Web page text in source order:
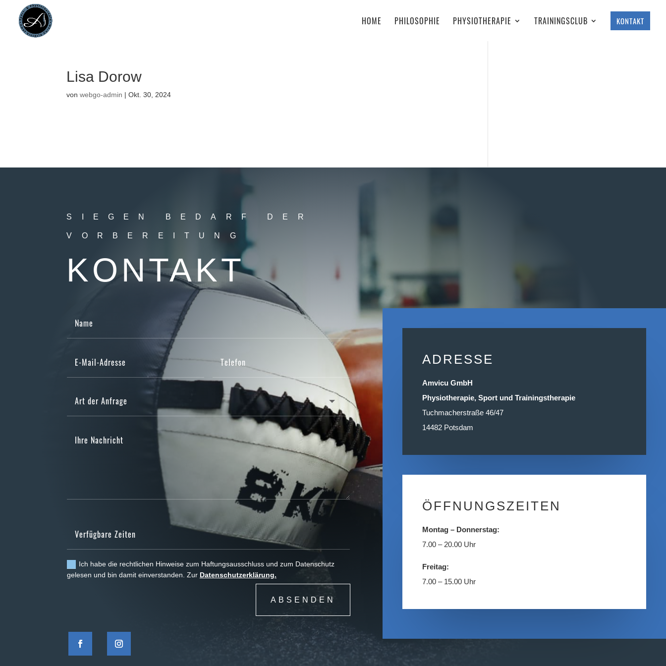
HOME PHILOSOPHIE PHYSIOTHERAPIE TRAININGSCLUB KONTAKT
Lisa Dorow
vonwebgo-admin |Okt. 30, 2024
SIEGEN BEDARF DER
VORBEREITUNG
KONTAKT
Ich habe die rechtlichen Hinweise zum Haftungsausschluss und zum Datenschutz
gelesen und bin damit einverstanden. Zur Datenschutzerklärung.
ABSENDEN
ADRESSE
Amvicu GmbH
Physiotherapie, Sport und Trainingstherapie
Tuchmacherstraße 46/47
14482 Potsdam
ÖFFNUNGSZEITEN
Montag – Donnerstag:
7.00 – 20.00 Uhr
Freitag:
7.00 – 15.00 Uhr